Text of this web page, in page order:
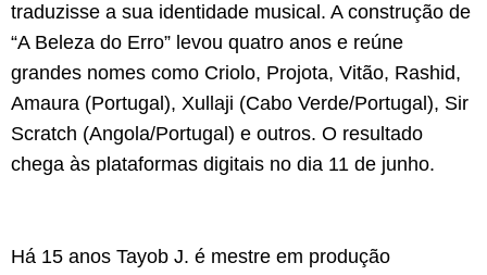
traduzisse a sua identidade musical. A construção de
“A Beleza do Erro” levou quatro anos e reúne
grandes nomes como Criolo, Projota, Vitão, Rashid,
Amaura (Portugal), Xullaji (Cabo Verde/Portugal), Sir
Scratch (Angola/Portugal) e outros. O resultado
chega às plataformas digitais no dia 11 de junho.
Há 15 anos Tayob J. é mestre em produção